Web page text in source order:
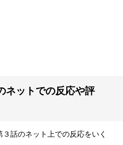
ネットでの反応や評
話のネット上での反応をいく